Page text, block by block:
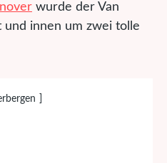
wurde der Van
und innen um zwei tolle